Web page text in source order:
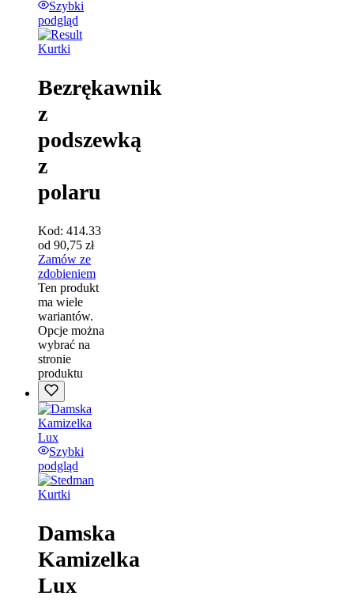
Szybki
podgląd
Kurtki
Bezrękawnik
z
podszewką
z
polaru
Kod: 414.33
od 90,75 zł
Zamów ze
zdobieniem
Ten produkt
ma wiele
wariantów.
Opcje można
wybrać na
stronie
produktu
Szybki
podgląd
Kurtki
Damska
Kamizelka
Lux